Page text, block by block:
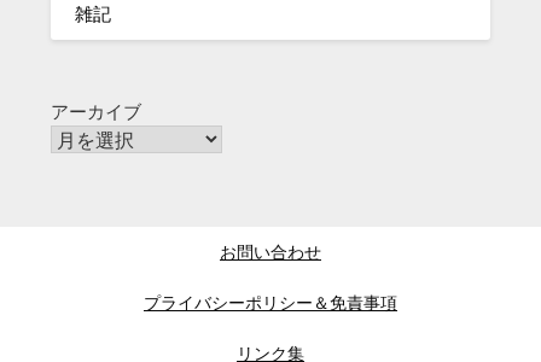
雑記
アーカイブ
お問い合わせ
プライバシーポリシー＆免責事項
リンク集